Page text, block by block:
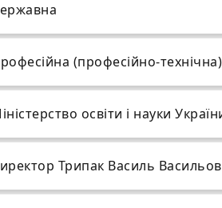
(професійно-
освіти і науки
Трипак Василь